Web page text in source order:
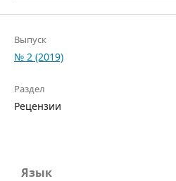
Выпуск
№ 2 (2019)
Раздел
Рецензии
Язык